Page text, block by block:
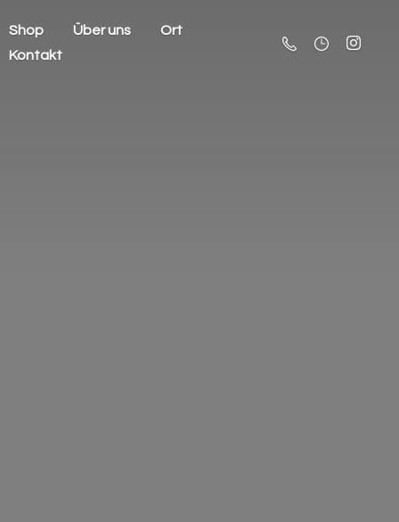
Shop Über uns
Ort
Kontakt